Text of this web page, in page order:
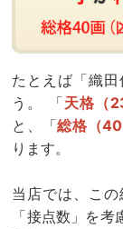
たとえば「織
う。 「天格（
と、「総格（40
ります。
当店では、こ
「接点数」を